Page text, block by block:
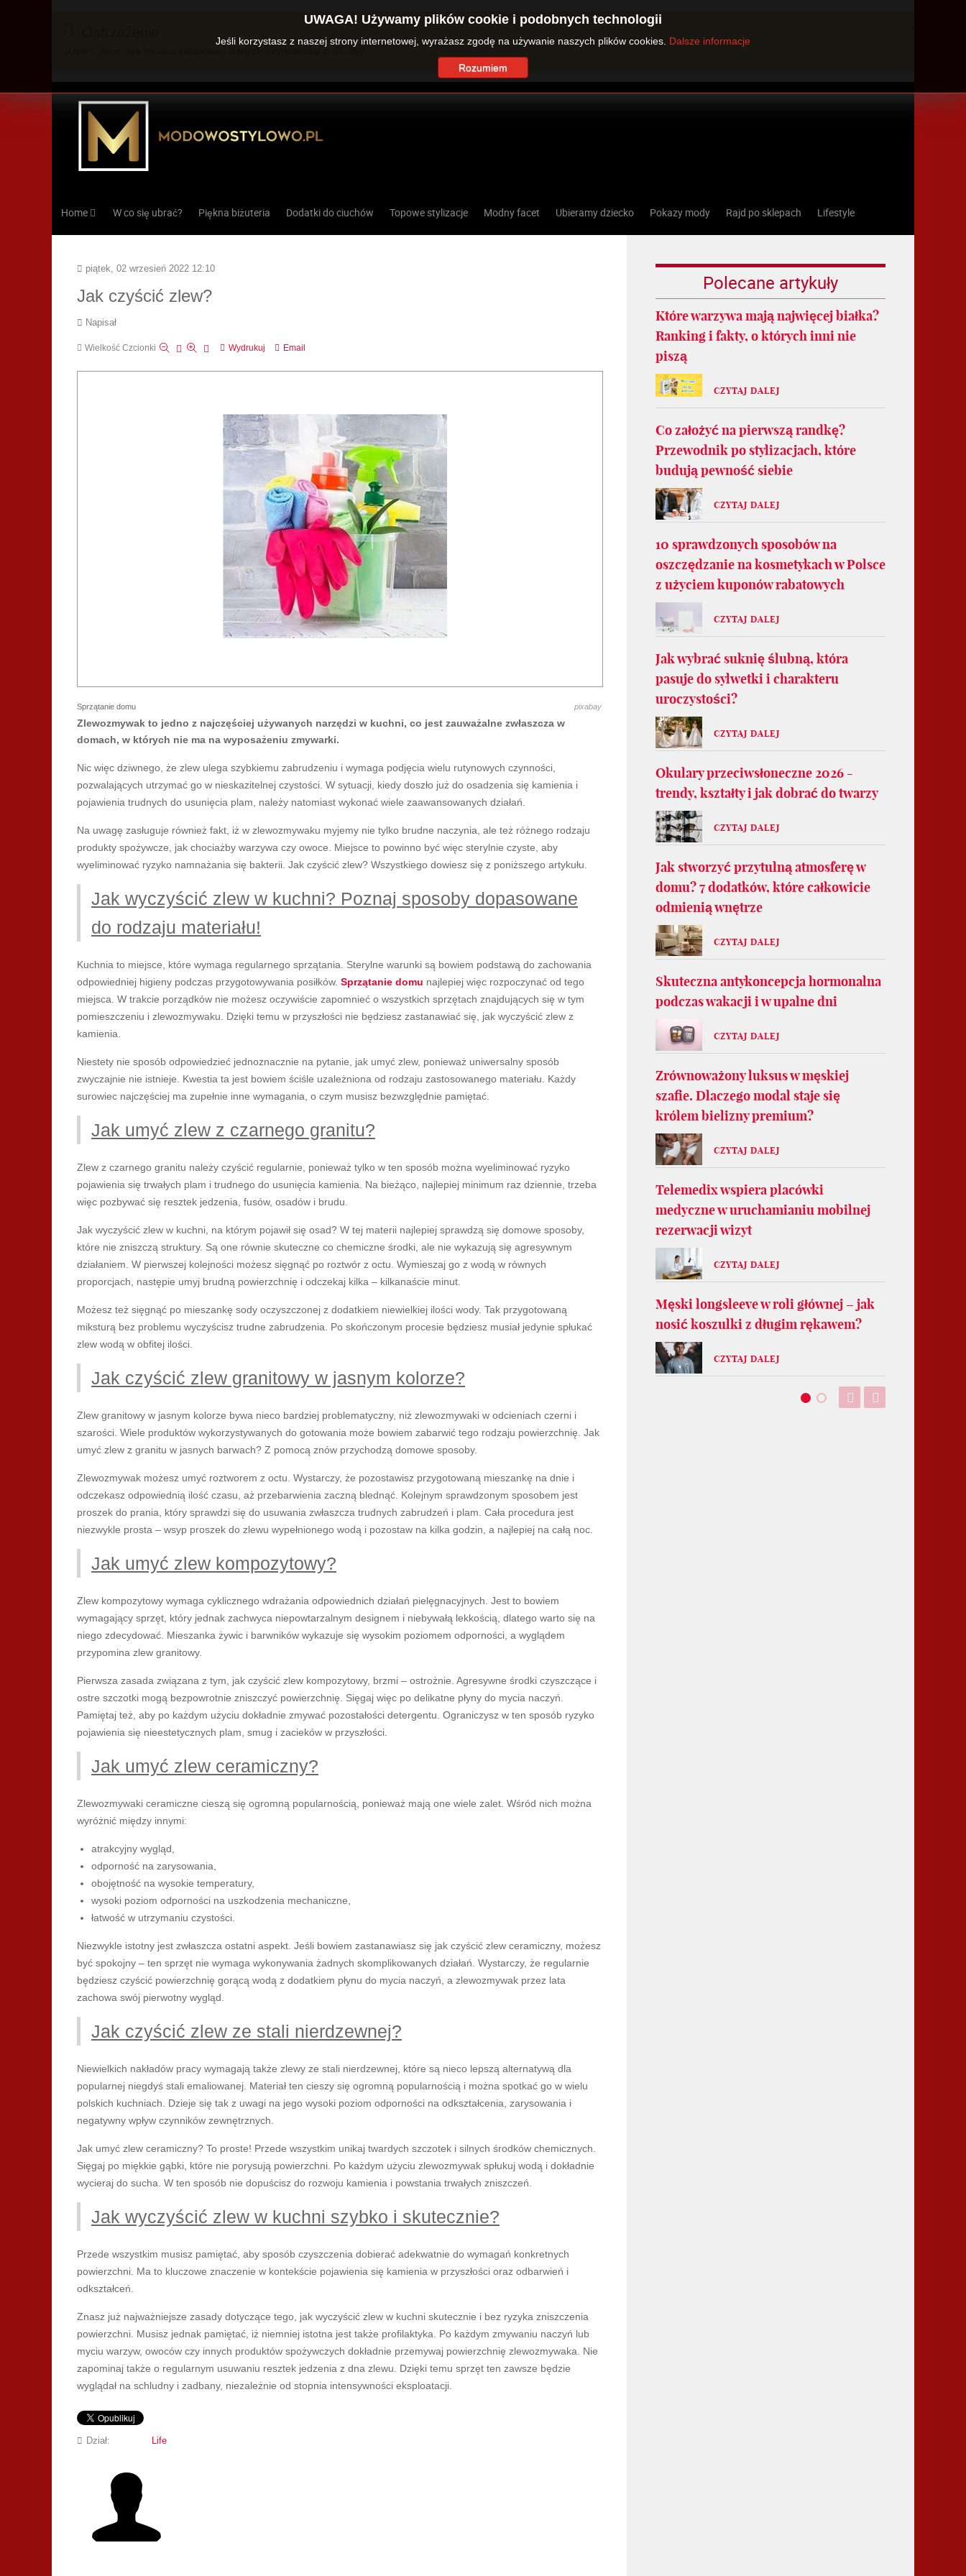
Home W co się ubrać? Piękna biżuteria Dodatki do ciuchów Topowe stylizacje Modny facet Ubieramy dziecko Pokazy mody Rajd po sklepach Lifestyle
piątek, 02 wrzesień 2022 12:10
Jak czyścić zlew?
Napisał
Wielkość Czcionki Wydrukuj Email
Sprzątanie domu pixabay
Zlewozmywak to jedno z najczęściej używanych narzędzi w kuchni, co jest zauważalne zwłaszcza w
domach, w których nie ma na wyposażeniu zmywarki.
Nic więc dziwnego, że zlew ulega szybkiemu zabrudzeniu i wymaga podjęcia wielu rutynowych czynności,
pozwalających utrzymać go w nieskazitelnej czystości. W sytuacji, kiedy doszło już do osadzenia się kamienia i
pojawienia trudnych do usunięcia plam, należy natomiast wykonać wiele zaawansowanych działań.
Na uwagę zasługuje również fakt, iż w zlewozmywaku myjemy nie tylko brudne naczynia, ale też różnego rodzaju
produkty spożywcze, jak chociażby warzywa czy owoce. Miejsce to powinno być więc sterylnie czyste, aby
wyeliminować ryzyko namnażania się bakterii. Jak czyścić zlew? Wszystkiego dowiesz się z poniższego artykułu.
Jak wyczyścić zlew w kuchni? Poznaj sposoby dopasowane
do rodzaju materiału!
Kuchnia to miejsce, które wymaga regularnego sprzątania. Sterylne warunki są bowiem podstawą do zachowania
odpowiedniej higieny podczas przygotowywania posiłków. Sprzątanie domu najlepiej więc rozpoczynać od tego
miejsca. W trakcie porządków nie możesz oczywiście zapomnieć o wszystkich sprzętach znajdujących się w tym
pomieszczeniu i zlewozmywaku. Dzięki temu w przyszłości nie będziesz zastanawiać się, jak wyczyścić zlew z
kamienia.
Niestety nie sposób odpowiedzieć jednoznacznie na pytanie, jak umyć zlew, ponieważ uniwersalny sposób
zwyczajnie nie istnieje. Kwestia ta jest bowiem ściśle uzależniona od rodzaju zastosowanego materiału. Każdy
surowiec najczęściej ma zupełnie inne wymagania, o czym musisz bezwzględnie pamiętać.
Jak umyć zlew z czarnego granitu?
Zlew z czarnego granitu należy czyścić regularnie, ponieważ tylko w ten sposób można wyeliminować ryzyko
pojawienia się trwałych plam i trudnego do usunięcia kamienia. Na bieżąco, najlepiej minimum raz dziennie, trzeba
więc pozbywać się resztek jedzenia, fusów, osadów i brudu.
Jak wyczyścić zlew w kuchni, na którym pojawił się osad? W tej materii najlepiej sprawdzą się domowe sposoby,
które nie zniszczą struktury. Są one równie skuteczne co chemiczne środki, ale nie wykazują się agresywnym
działaniem. W pierwszej kolejności możesz sięgnąć po roztwór z octu. Wymieszaj go z wodą w równych
proporcjach, następie umyj brudną powierzchnię i odczekaj kilka – kilkanaście minut.
Możesz też sięgnąć po mieszankę sody oczyszczonej z dodatkiem niewielkiej ilości wody. Tak przygotowaną
miksturą bez problemu wyczyścisz trudne zabrudzenia. Po skończonym procesie będziesz musiał jedynie spłukać
zlew wodą w obfitej ilości.
Jak czyścić zlew granitowy w jasnym kolorze?
Zlew granitowy w jasnym kolorze bywa nieco bardziej problematyczny, niż zlewozmywaki w odcieniach czerni i
szarości. Wiele produktów wykorzystywanych do gotowania może bowiem zabarwić tego rodzaju powierzchnię. Jak
umyć zlew z granitu w jasnych barwach? Z pomocą znów przychodzą domowe sposoby.
Zlewozmywak możesz umyć roztworem z octu. Wystarczy, że pozostawisz przygotowaną mieszankę na dnie i
odczekasz odpowiednią ilość czasu, aż przebarwienia zaczną blednąć. Kolejnym sprawdzonym sposobem jest
proszek do prania, który sprawdzi się do usuwania zwłaszcza trudnych zabrudzeń i plam. Cała procedura jest
niezwykle prosta – wsyp proszek do zlewu wypełnionego wodą i pozostaw na kilka godzin, a najlepiej na całą noc.
Jak umyć zlew kompozytowy?
Zlew kompozytowy wymaga cyklicznego wdrażania odpowiednich działań pielęgnacyjnych. Jest to bowiem
wymagający sprzęt, który jednak zachwyca niepowtarzalnym designem i niebywałą lekkością, dlatego warto się na
niego zdecydować. Mieszanka żywic i barwników wykazuje się wysokim poziomem odporności, a wyglądem
przypomina zlew granitowy.
Pierwsza zasada związana z tym, jak czyścić zlew kompozytowy, brzmi – ostrożnie. Agresywne środki czyszczące i
ostre szczotki mogą bezpowrotnie zniszczyć powierzchnię. Sięgaj więc po delikatne płyny do mycia naczyń.
Pamiętaj też, aby po każdym użyciu dokładnie zmywać pozostałości detergentu. Ograniczysz w ten sposób ryzyko
pojawienia się nieestetycznych plam, smug i zacieków w przyszłości.
Jak umyć zlew ceramiczny?
Zlewozmywaki ceramiczne cieszą się ogromną popularnością, ponieważ mają one wiele zalet. Wśród nich można
wyróżnić między innymi:
atrakcyjny wygląd,
odporność na zarysowania,
obojętność na wysokie temperatury,
wysoki poziom odporności na uszkodzenia mechaniczne,
łatwość w utrzymaniu czystości.
Niezwykle istotny jest zwłaszcza ostatni aspekt. Jeśli bowiem zastanawiasz się jak czyścić zlew ceramiczny, możesz
być spokojny – ten sprzęt nie wymaga wykonywania żadnych skomplikowanych działań. Wystarczy, że regularnie
będziesz czyścić powierzchnię gorącą wodą z dodatkiem płynu do mycia naczyń, a zlewozmywak przez lata
zachowa swój pierwotny wygląd.
Jak czyścić zlew ze stali nierdzewnej?
Niewielkich nakładów pracy wymagają także zlewy ze stali nierdzewnej, które są nieco lepszą alternatywą dla
popularnej niegdyś stali emaliowanej. Materiał ten cieszy się ogromną popularnością i można spotkać go w wielu
polskich kuchniach. Dzieje się tak z uwagi na jego wysoki poziom odporności na odkształcenia, zarysowania i
negatywny wpływ czynników zewnętrznych.
Jak umyć zlew ceramiczny? To proste! Przede wszystkim unikaj twardych szczotek i silnych środków chemicznych.
Sięgaj po miękkie gąbki, które nie porysują powierzchni. Po każdym użyciu zlewozmywak spłukuj wodą i dokładnie
wycieraj do sucha. W ten sposób nie dopuścisz do rozwoju kamienia i powstania trwałych zniszczeń.
Jak wyczyścić zlew w kuchni szybko i skutecznie?
Przede wszystkim musisz pamiętać, aby sposób czyszczenia dobierać adekwatnie do wymagań konkretnych
powierzchni. Ma to kluczowe znaczenie w kontekście pojawienia się kamienia w przyszłości oraz odbarwień i
odkształceń.
Znasz już najważniejsze zasady dotyczące tego, jak wyczyścić zlew w kuchni skutecznie i bez ryzyka zniszczenia
powierzchni. Musisz jednak pamiętać, iż niemniej istotna jest także profilaktyka. Po każdym zmywaniu naczyń lub
myciu warzyw, owoców czy innych produktów spożywczych dokładnie przemywaj powierzchnię zlewozmywaka. Nie
zapominaj także o regularnym usuwaniu resztek jedzenia z dna zlewu. Dzięki temu sprzęt ten zawsze będzie
wyglądał na schludny i zadbany, niezależnie od stopnia intensywności eksploatacji.
Dział: Life
Polecane artykuły
Które warzywa mają najwięcej białka?
Ranking i fakty, o których inni nie
piszą
CZYTAJ DALEJ
Co założyć na pierwszą randkę?
Przewodnik po stylizacjach, które
budują pewność siebie
CZYTAJ DALEJ
10 sprawdzonych sposobów na
oszczędzanie na kosmetykach w Polsce
z użyciem kuponów rabatowych
CZYTAJ DALEJ
Jak wybrać suknię ślubną, która
pasuje do sylwetki i charakteru
uroczystości?
CZYTAJ DALEJ
Okulary przeciwsłoneczne 2026 -
trendy, kształty i jak dobrać do twarzy
CZYTAJ DALEJ
Jak stworzyć przytulną atmosferę w
domu? 7 dodatków, które całkowicie
odmienią wnętrze
CZYTAJ DALEJ
Skuteczna antykoncepcja hormonalna
podczas wakacji i w upalne dni
CZYTAJ DALEJ
Zrównoważony luksus w męskiej
szafie. Dlaczego modal staje się
królem bielizny premium?
CZYTAJ DALEJ
Telemedix wspiera placówki
medyczne w uruchamianiu mobilnej
rezerwacji wizyt
CZYTAJ DALEJ
Męski longsleeve w roli głównej – jak
nosić koszulki z długim rękawem?
CZYTAJ DALEJ
UWAGA! Używamy plików cookie i podobnych technologii
Jeśli korzystasz z naszej strony internetowej, wyrażasz zgodę na używanie naszych plików cookies. Dalsze informacje
Rozumiem